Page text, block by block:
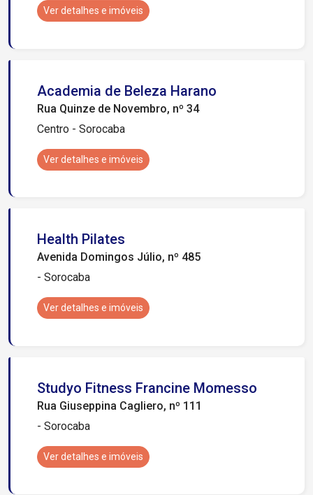
Ver detalhes e imóveis
Academia de Beleza Harano
Rua Quinze de Novembro, nº 34
Centro - Sorocaba
Ver detalhes e imóveis
Health Pilates
Avenida Domingos Júlio, nº 485
- Sorocaba
Ver detalhes e imóveis
Studyo Fitness Francine Momesso
Rua Giuseppina Cagliero, nº 111
- Sorocaba
Ver detalhes e imóveis